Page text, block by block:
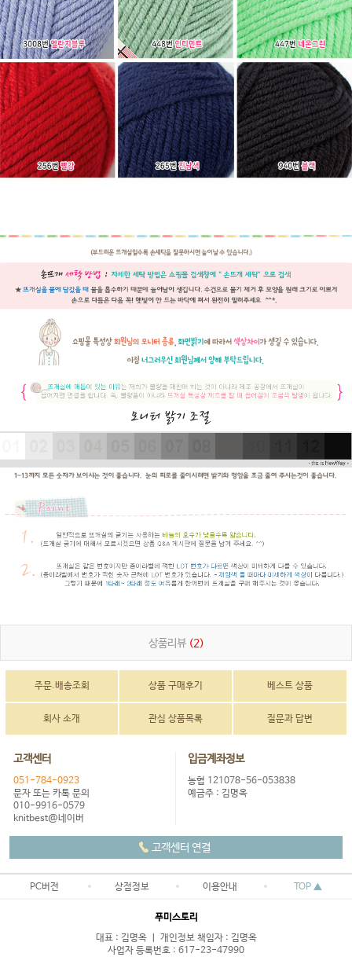
상품리뷰 (2)
주문.배송조회 상품 구매후기 베스트 상품
회사 소개 관심 상품목록 질문과 답변
고객센터
051-784-0923
문자 또는 카톡 문의
010-9916-0579
knitbest@네이버
입금계좌정보
농협 121078-56-053838
예금주 : 김명옥
고객센터 연결
PC버전 상점정보 이용안내 TOP ▲
푸미스토리
대표 : 김명옥 ㅣ 개인정보 책임자 : 김명옥
사업자 등록번호 : 617-23-47990